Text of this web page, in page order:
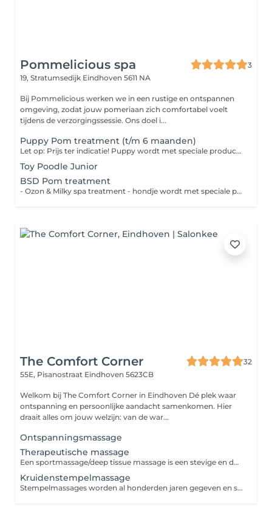
Pommelicious spa
3
19, Stratumsedijk Eindhoven 5611 NA
Bij Pommelicious werken we in een rustige en ontspannen
omgeving, zodat jouw pomeriaan zich comfortabel voelt
tijdens de verzorgingssessie. Ons doel i...
Puppy Pom treatment (t/m 6 maanden)
Let op: Prijs ter indicatie! Puppy wordt met speciale producten gewassen, afgestemd op de behoefte van de vacht. - heerlijke föhn beurt met ionen föhn - uitgekamd, klit vrij gemaakt - nageltjes knippen - pootjes in model knippen - oortjes in model knippen - kontje wordt geknipt ivm ontlasting
Toy Poodle Junior
BSD Pom treatment
- Ozon & Milky spa treatment - hondje wordt met speciale producten gewassen, afgestemd op het herstellen van de vacht - intensief voedend masker - heerlijke föhn beurt met ionen föhn - uitgekamd, klit vrij gemaakt
The Comfort Corner
32
55E, Pisanostraat Eindhoven 5623CB
Welkom bij The Comfort Corner in Eindhoven Dé plek waar
ontspanning en persoonlijke aandacht samenkomen. Hier
draait alles om jouw welzijn: van de war...
Ontspanningsmassage
Therapeutische massage
Een sportmassage/deep tissue massage is een stevige en doelgerichte massage die helpt om je spieren te ontspannen, spierspanning te verminderen en je lichaam sneller te laten herstellen. Of je nu een fanatieke sporter bent of gewoon last hebt van stijve spieren, deze massage stimuleert de doorbloeding, helpt afvalstoffen af te voeren en vermindert spierpijn. Perfect vóór of na een training, of gewoon als je lichaam wat extra aandacht nodig heeft. Gun je spieren de zorg die ze verdienen en voel je weer soepel en energiek!
Kruidenstempelmassage
Stempelmassages worden al honderden jaren gegeven en staan bekend om hun vermogen je spieren te helpen ontspannen en je lichaam te detoxen. Je wordt gemasseerd met verwarmde linnen zakjes, gevuld met speciaal geselecteerde kruiden. Dit zorgt voor ontspanning terwijl tegelijkertijd ook de bloedsomloop wordt gestimuleerd om afvalstoffen gemakkelijker te laten afvoeren.